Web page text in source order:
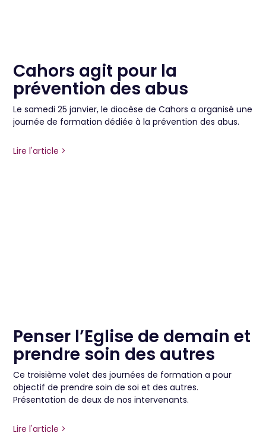
Cahors agit pour la
prévention des abus
Le samedi 25 janvier, le diocèse de Cahors a organisé une
journée de formation dédiée à la prévention des abus.
Lire l'article >
Penser l’Eglise de demain et
prendre soin des autres
Ce troisième volet des journées de formation a pour
objectif de prendre soin de soi et des autres.
Présentation de deux de nos intervenants.
Lire l'article >